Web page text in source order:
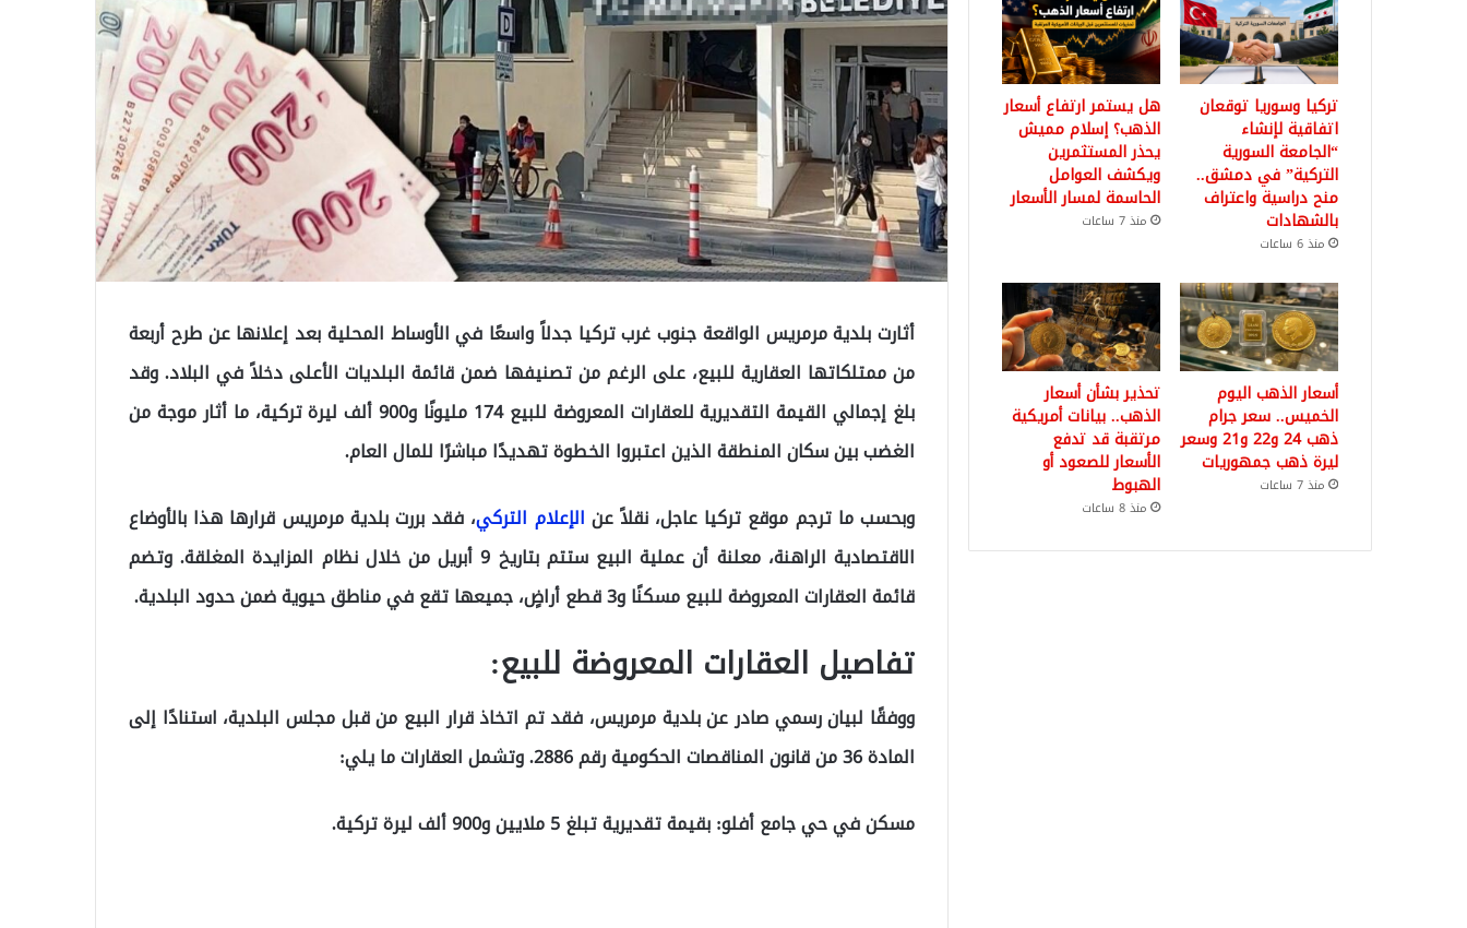
أثارت بلدية مرمريس الواقعة جنوب غرب تركيا جدلاً واسعًا في الأوساط المحلية بعد إعلانها عن طرح أربعة
من ممتلكاتها العقارية للبيع، على الرغم من تصنيفها ضمن قائمة البلديات الأعلى دخلاً في البلاد. وقد
بلغ إجمالي القيمة التقديرية للعقارات المعروضة للبيع 174 مليونًا و900 ألف ليرة تركية، ما أثار موجة من
الغضب بين سكان المنطقة الذين اعتبروا الخطوة تهديدًا مباشرًا للمال العام.
وبحسب ما ترجم موقع تركيا عاجل، نقلاً عن الإعلام التركي، فقد بررت بلدية مرمريس قرارها هذا بالأوضاع
الاقتصادية الراهنة، معلنة أن عملية البيع ستتم بتاريخ 9 أبريل من خلال نظام المزايدة المغلقة. وتضم
قائمة العقارات المعروضة للبيع مسكنًا و3 قطع أراضٍ، جميعها تقع في مناطق حيوية ضمن حدود البلدية.
تفاصيل العقارات المعروضة للبيع:
ووفقًا لبيان رسمي صادر عن بلدية مرمريس، فقد تم اتخاذ قرار البيع من قبل مجلس البلدية، استنادًا إلى
المادة 36 من قانون المناقصات الحكومية رقم 2886. وتشمل العقارات ما يلي:
مسكن في حي جامع أفلو: بقيمة تقديرية تبلغ 5 ملايين و900 ألف ليرة تركية.
تركيا وسوريا توقعان
اتفاقية لإنشاء
“الجامعة السورية
التركية” في دمشق..
منح دراسية واعتراف
بالشهادات
منذ 6 ساعات
هل يستمر ارتفاع أسعار
الذهب؟ إسلام مميش
يحذر المستثمرين
ويكشف العوامل
الحاسمة لمسار الأسعار
منذ 7 ساعات
أسعار الذهب اليوم
الخميس.. سعر جرام
ذهب 24 و22 و21 وسعر
ليرة ذهب جمهوريات
منذ 7 ساعات
تحذير بشأن أسعار
الذهب.. بيانات أمريكية
مرتقبة قد تدفع
الأسعار للصعود أو
الهبوط
منذ 8 ساعات